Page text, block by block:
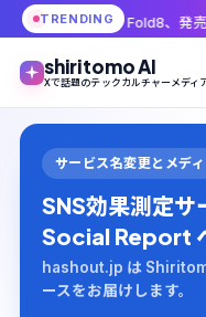
TRENDING
、発売初日に動いたのは
shiritomo AI
Xで話題のテックカルチャーメデ
サービス名変更とメデ
SNS効果測定
Social Report
hashout.jp は
ースをお届けします。